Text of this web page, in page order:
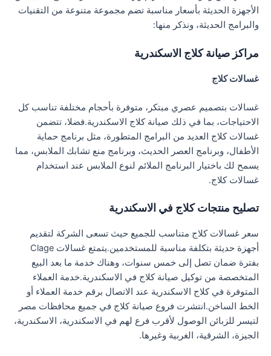
الأجهزة الحديثة بأسعار مناسبة تضم مجموعة متنوعة من التقنيات
والبرامج الحديثة، ونذكر منها:
مراكز صيانة كلاج الاسكندرية
غسالات كلاج
غسالات بتصميم عصري مبتكر، متوفرة بأحجام مختلفة تناسب كل
الاحتياجات، بما في ذلك صيانة كلاج الاسكندرية.فضلا، تتضمن
غسالات كلاج العديد من البرامج المتطورة، مثل برنامج حماية
الأطفال، وبرنامج العصر الحديث، وبرنامج منع تشابك الملابس، مما
يسمح لك باختيار البرنامج الملائم لنوع الملابس عند استخدام
غسالات كلاج.
تصليح منتجات كلاج في الاسكندرية
سعر غسالات كلاج متناسب للجميع حيث تسعى الشركة لتقديم
أجهزة حديثة بتكلفة مناسبة للمستخدمين.يتمتع غسالات Clage
بفترة ضمان تصل إلى خمس سنوات، وهناك خدمة ما بعد البيع
المتخصصة من توكيل صيانة كلاج في الاسكندرية.خدمة العملاء
المتوفرة في كلاج الاسكندرية عند الاتصال برقم خدمة العملاء أو
الخط الساخن.انتشرت فروع صيانة كلاج في جميع محافظات مصر
لتيسر للزبائن الوصول لأقرب فرع لهم في الاسكندرية، الاسكندرية،
الجيزة، الشرقية، الغربية وغيرها.